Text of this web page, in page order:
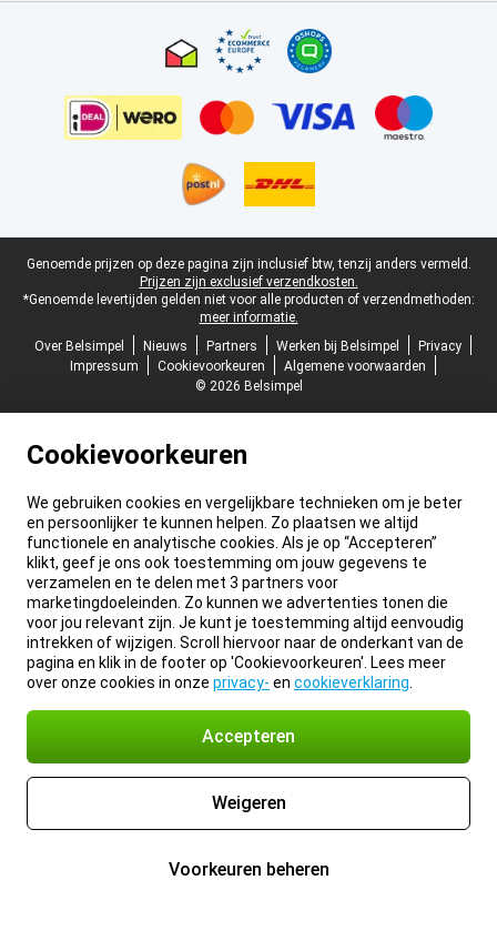
Juridische voettekst
Genoemde prijzen op deze pagina zijn inclusief btw, tenzij anders vermeld.
Prijzen zijn exclusief verzendkosten.
*Genoemde levertijden gelden niet voor alle producten of verzendmethoden:
meer informatie.
Over Belsimpel
Nieuws Partners Werken bij Belsimpel
Privacy
Impressum
Cookievoorkeuren
Algemene voorwaarden
© 2026 Belsimpel
Cookievoorkeuren
We gebruiken cookies en vergelijkbare technieken om je beter
en persoonlijker te kunnen helpen. Zo plaatsen we altijd
functionele en analytische cookies. Als je op “Accepteren”
klikt, geef je ons ook toestemming om jouw gegevens te
verzamelen en te delen met 3 partners voor
marketingdoeleinden. Zo kunnen we advertenties tonen die
voor jou relevant zijn. Je kunt je toestemming altijd eenvoudig
intrekken of wijzigen. Scroll hiervoor naar de onderkant van de
pagina en klik in de footer op 'Cookievoorkeuren'. Lees meer
over onze cookies in onze privacy- en cookieverklaring
Accepteren
Weigeren
Voorkeuren beheren